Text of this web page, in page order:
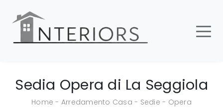
Sedia Opera di La Seggiola
Home - Arredamento Casa - Sedie - Opera